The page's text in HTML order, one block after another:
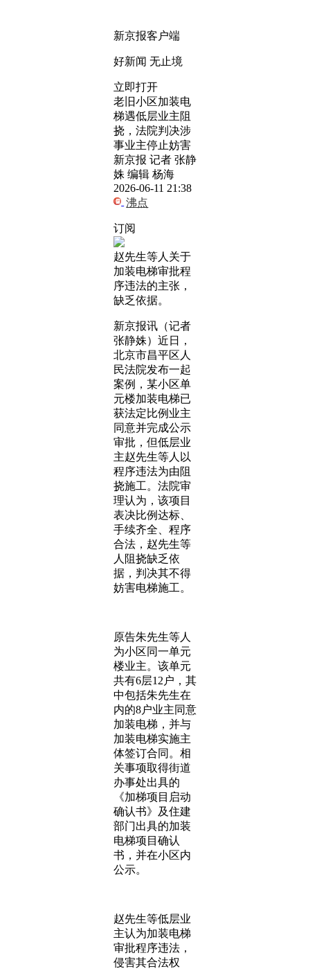
新京报客户端
好新闻 无止境
立即打开
老旧小区加装电
梯遇低层业主阻
挠，法院判决涉
事业主停止妨害
新京报 记者 张静
姝 编辑 杨海
2026-06-11 21:38
沸点
订阅
赵先生等人关于
加装电梯审批程
序违法的主张，
缺乏依据。
新京报讯（记者
张静姝）近日，
北京市昌平区人
民法院发布一起
案例，某小区单
元楼加装电梯已
获法定比例业主
同意并完成公示
审批，但低层业
主赵先生等人以
程序违法为由阻
挠施工。法院审
理认为，该项目
表决比例达标、
手续齐全、程序
合法，赵先生等
人阻挠缺乏依
据，判决其不得
妨害电梯施工。
原告朱先生等人
为小区同一单元
楼业主。该单元
共有6层12户，其
中包括朱先生在
内的8户业主同意
加装电梯，并与
加装电梯实施主
体签订合同。相
关事项取得街道
办事处出具的
《加梯项目启动
确认书》及住建
部门出具的加装
电梯项目确认
书，并在小区内
公示。
赵先生等低层业
主认为加装电梯
审批程序违法，
侵害其合法权